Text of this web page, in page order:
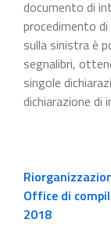
documento di
procedimento
sulla sinistra è
segnalibri,
singole
dichiarazione di
Office di
2018